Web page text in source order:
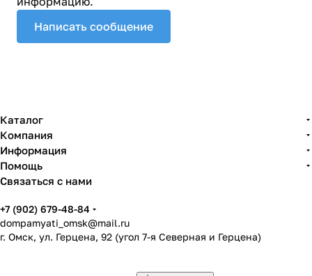
Написать сообщение
Каталог
Компания
Информация
Помощь
Связаться с нами
+7 (902) 679-48-84
dompamyati_omsk@mail.ru
г. Омск, ул. Герцена, 92 (угол 7-я Северная и Герцена)